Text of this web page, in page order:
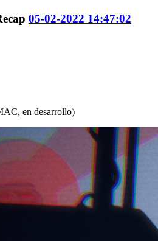
05-02-2022 14:47:02
en desarrollo)